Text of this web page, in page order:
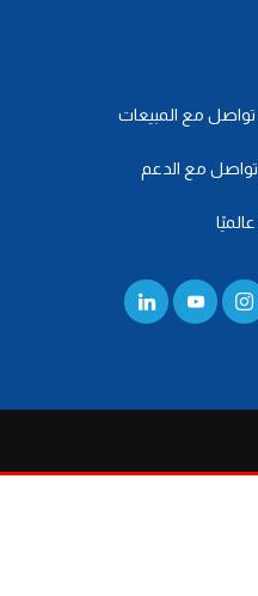
تواصل مع المبيعات
تواصل مع الدعم
عالميًا